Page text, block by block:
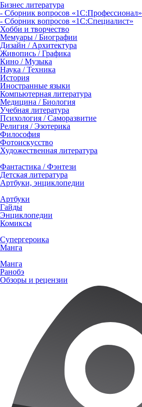
Бизнес литература
- Сборник вопросов «1С:Профессионал»
- Сборник вопросов «1С:Специалист»
Хобби и творчество
Мемуары / Биографии
Дизайн / Архитектура
Живопись / Графика
Кино / Музыка
Наука / Техника
История
Иностранные языки
Компьютерная литература
Медицина / Биология
Учебная литература
Психология / Саморазвитие
Религия / Эзотерика
Философия
Фотоискусство
Художественная литература
Фантастика / Фэнтези
Детская литература
Артбуки, энциклопедии
Артбуки
Гайды
Энциклопедии
Комиксы
Супергероика
Манга
Манга
Ранобэ
Обзоры и рецензии